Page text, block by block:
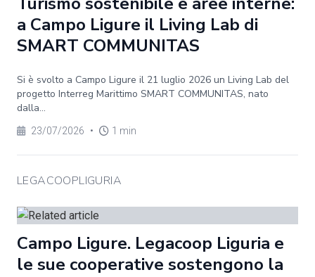
a Campo Ligure il Living Lab di
SMART COMMUNITAS
Si è svolto a Campo Ligure il 21 luglio 2026 un Living Lab del
progetto Interreg Marittimo SMART COMMUNITAS, nato
dalla...
23/07/2026 • 1 min
LEGACOOPLIGURIA
Campo Ligure. Legacoop Liguria e
le sue cooperative sostengono la